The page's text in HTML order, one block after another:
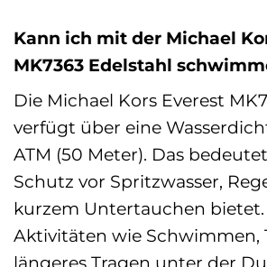
Kann ich mit der Michael
MK7363 Edelstahl
Die Michael Kors Everest
verfügt über eine
ATM (50 Meter). Das
Schutz vor Spritzwasser,
kurzem Untertauchen bietet.
Aktivitäten wie Schwimmen,